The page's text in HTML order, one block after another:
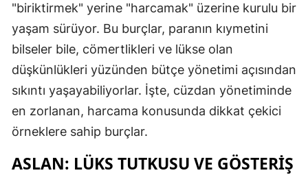
"biriktirmek" yerine "harcamak" üzerine kurulu bir
yaşam sürüyor. Bu burçlar, paranın kıymetini
bilseler bile, cömertlikleri ve lükse olan
düşkünlükleri yüzünden bütçe yönetimi açısından
sıkıntı yaşayabiliyorlar. İşte, cüzdan yönetiminde
en zorlanan, harcama konusunda dikkat çekici
örneklere sahip burçlar.
ASLAN: LÜKS TUTKUSU VE GÖSTERIŞ